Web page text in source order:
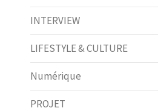
INTERVIEW
LIFESTYLE & CULTURE
Numérique
PROJET